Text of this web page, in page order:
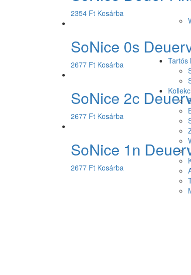
Tartós
2354 Ft Kosárba
SoNice 0s
2677 Ft Kosárba
SoNice 2c
2677 Ft Kosárba
SoNice 1n
2677 Ft Kosárba